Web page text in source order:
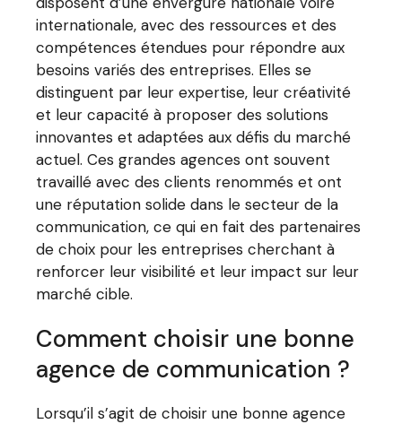
internationale, avec des ressources et des
compétences étendues pour répondre aux
besoins variés des entreprises. Elles se
distinguent par leur expertise, leur créativité
et leur capacité à proposer des solutions
innovantes et adaptées aux défis du marché
actuel. Ces grandes agences ont souvent
travaillé avec des clients renommés et ont
une réputation solide dans le secteur de la
communication, ce qui en fait des partenaires
de choix pour les entreprises cherchant à
renforcer leur visibilité et leur impact sur leur
marché cible.
Comment choisir une bonne
agence de communication ?
Lorsqu’il s’agit de choisir une bonne agence